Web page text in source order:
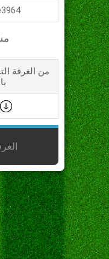
من الغرفة